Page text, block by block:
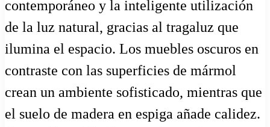
contemporáneo y la inteligente utilización
de la luz natural, gracias al tragaluz que
ilumina el espacio. Los muebles oscuros en
contraste con las superficies de mármol
crean un ambiente sofisticado, mientras que
el suelo de madera en espiga añade calidez.